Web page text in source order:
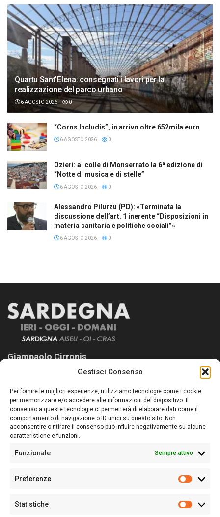
Gestisci Consenso
Per fornire le migliori esperienze, utilizziamo tecnologie come i cookie
per memorizzare e/o accedere alle informazioni del dispositivo. Il
consenso a queste tecnologie ci permetterà di elaborare dati come il
comportamento di navigazione o ID unici su questo sito. Non
acconsentire o ritirare il consenso può influire negativamente su alcune
caratteristiche e funzioni.
Funzionale Sempre attivo
Preferenze
Statistiche
Quartu Sant’Elena: consegnati i lavori per la
realizzazione del parco urbano
6 AGOSTO 2026 0
“Coros Includis”, in arrivo oltre 652mila euro
6 AGOSTO 2026 0
Ozieri: al colle di Monserrato la 6ª edizione di
“Notte di musica e di stelle”
6 AGOSTO 2026 0
Alessandro Pilurzu (PD): «Terminata la
discussione dell’art. 1 inerente “Disposizioni in
materia sanitaria e politiche sociali”»
6 AGOSTO 2026 0
Giampaolo Cirronis
Sardegna Ieri-Oggi-Domani nasce per informare “liberamente” i
lettori su quanto accade in Sardegna, con un occhio rivolto al
nostro passato e, soprattutto, al nostro futuro
Follow Us
Sede:Via Cristoforo Colombo 09013 Carbonia
Partita IVA02270380922